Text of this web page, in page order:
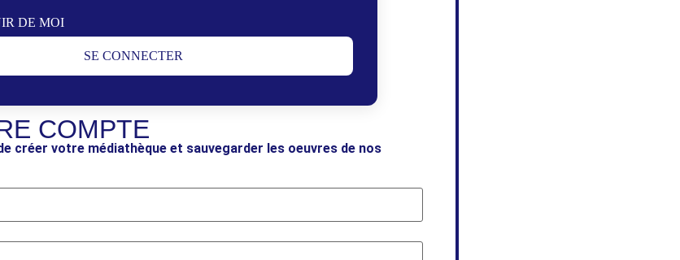
DE MOI
SE CONNECTER
COMPTE
créer votre médiathèque et sauvegarder les oeuvres de nos